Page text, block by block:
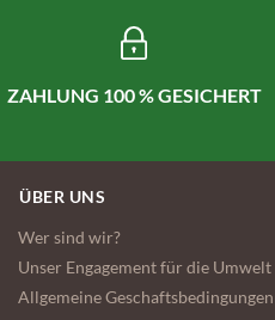
ZAHLUNG 100 % GESICHERT
ÜBER UNS
Wer sind wir?
Unser Engagement für die Umwelt
Allgemeine Geschaftsbedingungen